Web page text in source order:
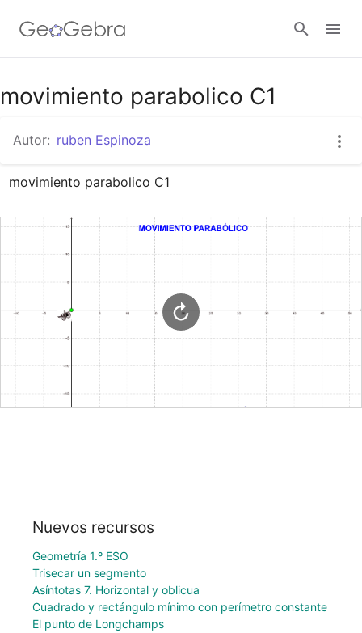
Google Classroom
GeoGebra Classroom
movimiento parabolico C1
Autor: ruben Espinoza
movimiento parabolico C1
Nuevos recursos
Geometría 1.º ESO
Trisecar un segmento
Asíntotas 7. Horizontal y oblicua
Cuadrado y rectángulo mínimo con perímetro constante
El punto de Longchamps